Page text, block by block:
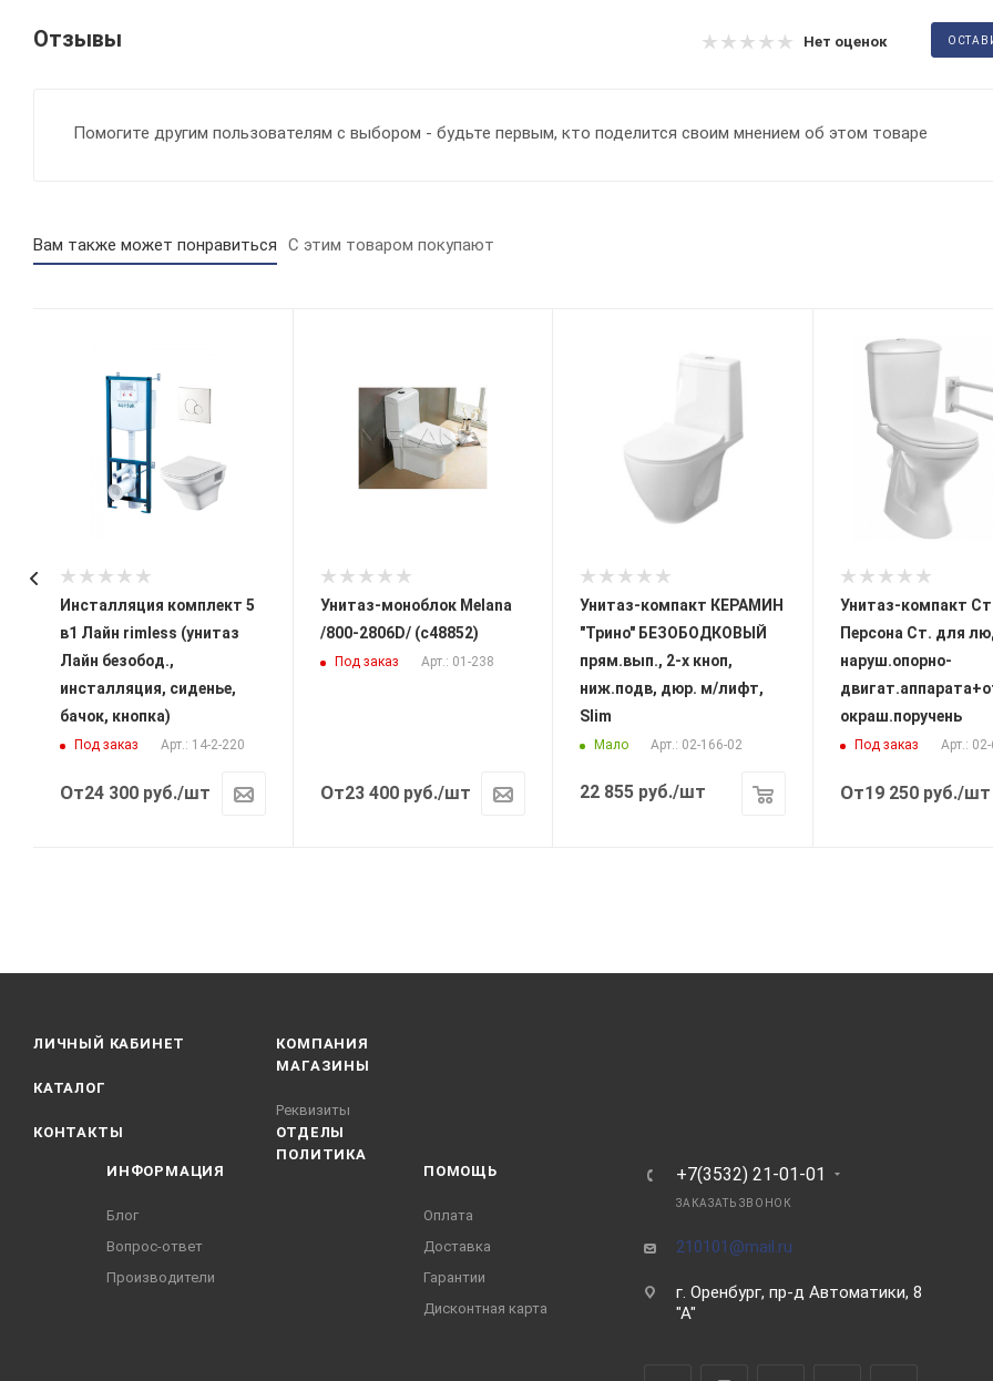
Отзывы Нет оценок
Помогите другим пользователям с выбором - будьте первым, кто поделится своим мнением об этом товаре
Вам также может понравиться С этим товаром покупают
Инсталляция комплект 5
в1 Лайн rimless (унитаз
Лайн безобод.,
инсталляция, сиденье,
бачок, кнопка)
Под заказ Арт.: 14-2-220
От24 300 руб./шт
Унитаз-моноблок Melana
/800-2806D/ (с48852)
Под заказ Арт.: 01-238
От23 400руб./шт
Унитаз-компакт КЕРАМИН
"Трино" БЕЗОБОДКОВЫЙ
прям.вып., 2-х кноп,
ниж.подв, дюр. м/лифт,
Slim
Мало Арт.: 02-166-02
22 855 руб./шт
Унитаз-компакт
Персона Ст. для
наруш.опорно-
окраш.поручень
Под заказ Арт.:
От19 250руб./шт
ЛИЧНЫЙ КАБИНЕТ
КАТАЛОГ
КОНТАКТЫ
КОМПАНИЯ
МАГАЗИНЫ
Реквизиты
ОТДЕЛЫ
ПОЛИТИКА
ИНФОРМАЦИЯ
Блог
Вопрос-ответ
Производители
ПОМОЩЬ
Оплата
Доставка
Гарантии
Дисконтная карта
+7(3532) 21-01-01
ЗАКАЗАТЬ ЗВОНОК
210101@mail.ru
г. Оренбург, пр-д Автоматики, 8
"А"